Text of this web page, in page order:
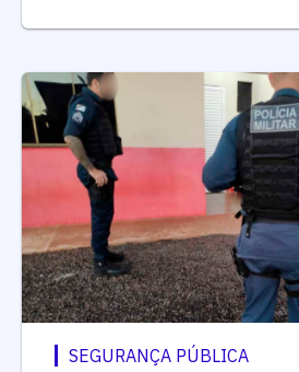
SEGURANÇA PÚBLICA